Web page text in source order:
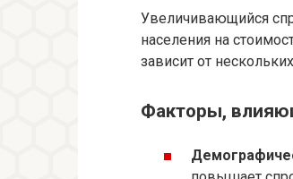
Увеличивающийся
населения на
зависит от
Факторы,